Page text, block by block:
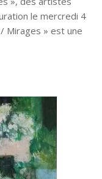
le mercredi 4
Mirages » est une